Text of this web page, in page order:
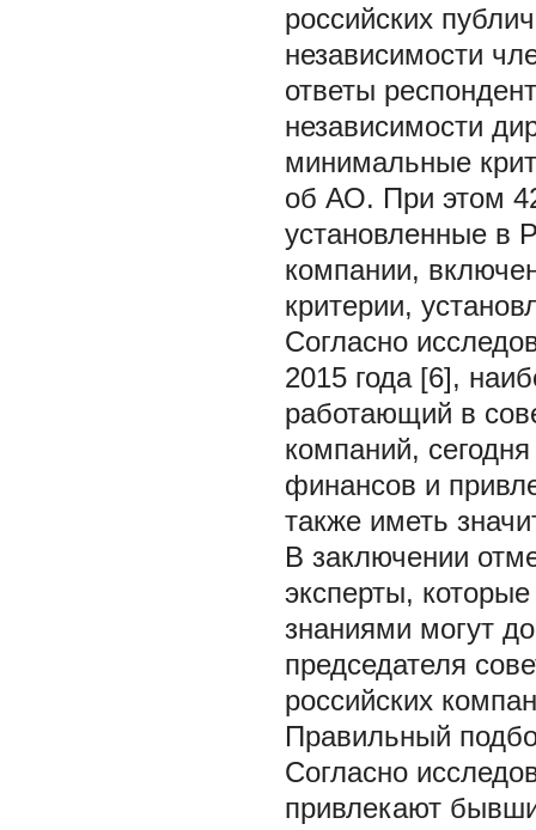
российских
независимости
ответы
независимости
минимальные
об АО. При этом
установленные в
компании,
критерии,
Согласно
2015 года [6],
работающий в
компаний,
финансов и
также иметь
В заключении
эксперты,
знаниями могут
председателя
российских
Правильный
Согласно
привлекают